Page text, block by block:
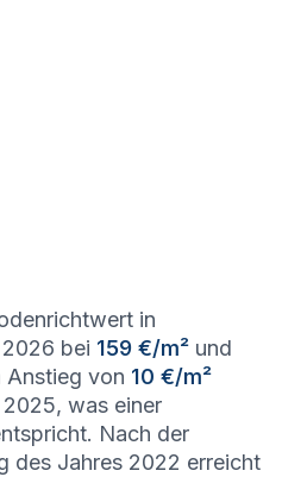
in
bei 159 €/m² und
Anstieg von 10 €/m²
was einer
Nach der
des Jahres 2022 erreicht